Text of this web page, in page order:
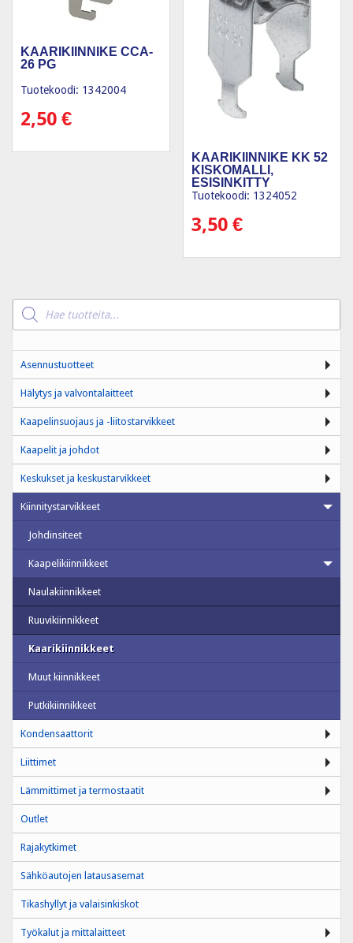
KAARIKIINNIKE CCA-
26 PG
Tuotekoodi: 1342004
2,50 €
KAARIKIINNIKE KK 52
KISKOMALLI,
ESISINKITTY
Tuotekoodi: 1324052
3,50€
Products
search
Asennustuotteet
Hälytys ja valvontalaitteet
Kaapelinsuojaus ja -liitostarvikkeet
Kaapelit ja johdot
Keskukset ja keskustarvikkeet
Kiinnitystarvikkeet
Johdinsiteet
Kaapelikiinnikkeet
Naulakiinnikkeet
Ruuvikiinnikkeet
Kaarikiinnikkeet
Muut kiinnikkeet
Putkikiinnikkeet
Kondensaattorit
Liittimet
Lämmittimet ja termostaatit
Outlet
Rajakytkimet
Sähköautojen latausasemat
Tikashyllyt ja valaisinkiskot
Työkalut ja mittalaitteet